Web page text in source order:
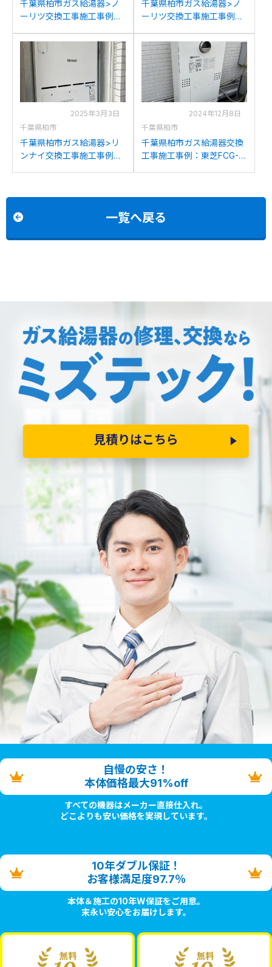
千葉県柏市ガス給湯器>ノ
ーリツ交換工事施工事例：
らノーリツGT-C2072SAW
BLへの交換
千葉県柏市ガス給湯器>ノ
ーリツ交換工事施工事例：
からノーリツGT-2470AW-
H BLへの交換
2025年3月3日
千葉県柏市
千葉県柏市ガス給湯器>リ
ンナイ交換工事施工事例：
2024年12月8日
千葉県柏市
千葉県柏市ガス給湯器交換
工事施工事例：東芝FCG-
一覧へ戻る
見積りはこちら
自慢の安さ！
本体価格最大91%off
すべての機器はメーカー直接仕入れ。
どこよりも安い価格を実現しています。
10年ダブル保証！
お客様満足度97.7％
本体＆施工の10年W保証をご用意。
末永い安心をお届けします。